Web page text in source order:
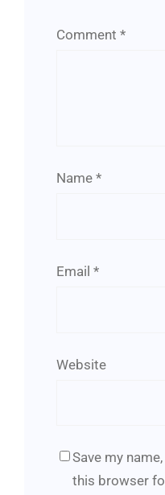
Comment *
Name *
Email *
Website
Save my
this browser